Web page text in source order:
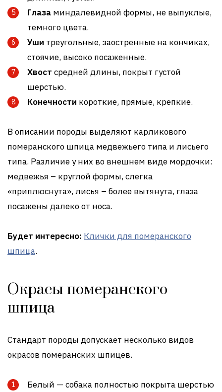
Глаза миндалевидной формы, не выпуклые,
темного цвета.
Уши треугольные, заостренные на кончиках,
стоячие, высоко посаженные.
Хвост средней длины, покрыт густой
шерстью.
Конечности короткие, прямые, крепкие.
В описании породы выделяют карликового
померанского шпица медвежьего типа и лисьего
типа. Различие у них во внешнем виде мордочки:
медвежья – круглой формы, слегка
«приплюснута», лисья – более вытянута, глаза
посажены далеко от носа.
Будет интересно: Клички для померанского
шпица.
Окрасы померанского
шпица
Стандарт породы допускает несколько видов
окрасов померанских шпицев.
Белый — собака полностью покрыта шерстью